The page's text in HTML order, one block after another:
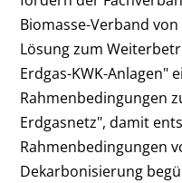
Biomasse-Verband
Lösung zum
Erdgas-KWK-Anlagen"
Rahmenbedingungen
Erdgasnetz", damit
Rahmenbedingungen
Dekarbonisierung